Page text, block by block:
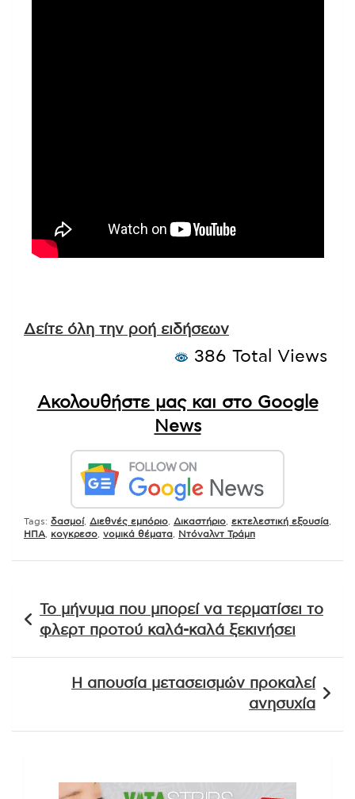
Δείτε όλη την ροή ειδήσεων
386 Total Views
Ακολουθήστε μας και στο Google
News
Tags: δασμοί, Διεθνές εμπόριο Δικαστήριο εκτελεστική εξουσία
ΗΠΑ
κογκρεσο νομικά θέματα Ντόναλντ Τράμπ
άρθρων
Το μήνυμα που μπορεί να τερματίσει το
φλερτ προτού καλά-καλά ξεκινήσει
Η απουσία μετασεισμών προκαλεί
ανησυχία